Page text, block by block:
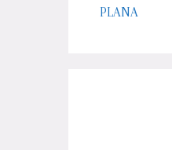
PLANA